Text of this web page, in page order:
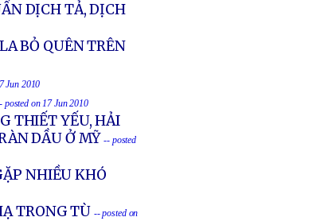
DỊCH TẢ, DỊCH
BỎ QUÊN TRÊN
Jun 2010
posted on 17 Jun 2010
THIẾT YẾU, HẢI
DẦU Ở MỸ -- posted
NHIỀU KHÓ
TRONG TÙ -- posted on